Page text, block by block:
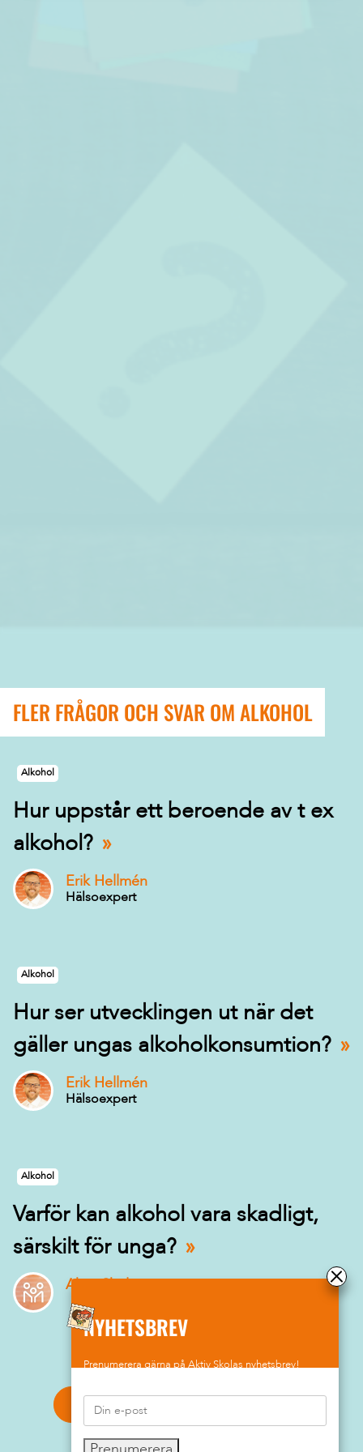
FLER FRÅGOR OCH SVAR OM ALKOHOL
Alkohol
Hur uppstår ett beroende av t ex
alkohol?
Erik Hellmén
Hälsoexpert
Alkohol
Hur ser utvecklingen ut när det
gäller ungas alkoholkonsumtion?
Erik Hellmén
Hälsoexpert
Alkohol
Varför kan alkohol vara skadligt,
särskilt för unga?
Aktiv Skola
Här hittar du alla frågor och svar
NYHETSBREV
Prenumerera gärna på Aktiv Skolas nyhetsbrev!